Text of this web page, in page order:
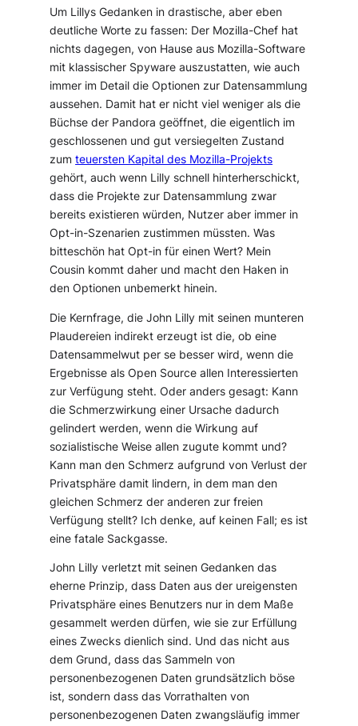
Um Lillys Gedanken in drastische, aber eben
deutliche Worte zu fassen: Der Mozilla-Chef hat
nichts dagegen, von Hause aus Mozilla-Software
mit klassischer Spyware auszustatten, wie auch
immer im Detail die Optionen zur Datensammlung
aussehen. Damit hat er nicht viel weniger alsdie
Büchse der Pandora geöffnet, die eigentlich im
geschlossenen und gut versiegelten Zustand
zumteuersten Kapital des Mozilla-Projekts
gehört, auch wenn Lilly schnell hinterherschickt,
dass die Projekte zur Datensammlung zwar
bereits existieren würden, Nutzer aber immer in
Opt-in-Szenarien zustimmen müssten. Was
bitteschön hat Opt-in für einen Wert? Mein
Cousin kommt daher und macht den Haken in
den Optionen unbemerkt hinein.
Die Kernfrage, die John Lilly mit seinen munteren
Plaudereien indirekt erzeugt ist die, ob eine
Datensammelwut per se besser wird, wenn die
Ergebnisse als Open Source allen Interessierten
zur Verfügung steht. Oder anders gesagt: Kann
die Schmerzwirkung einer Ursache dadurch
gelindert werden, wenn die Wirkung auf
sozialistische Weise allen zugute kommt und?
Kann man den Schmerz aufgrund von Verlust der
Privatsphäre damit lindern, in dem man den
gleichen Schmerz der anderen zur freien
Verfügung stellt? Ich denke, auf keinen Fall; es ist
eine fatale Sackgasse.
John Lilly verletzt mit seinen Gedanken das
eherne Prinzip, dass Daten aus der ureigensten
Privatsphäre eines Benutzers nur in dem Maße
gesammelt werden dürfen, wie sie zur Erfüllung
eines Zwecks dienlich sind. Und das nicht aus
dem Grund, dass das Sammeln von
personenbezogenen Daten grundsätzlich böse
ist, sondern dass das Vorrathalten von
personenbezogenen Daten zwangsläufig immer